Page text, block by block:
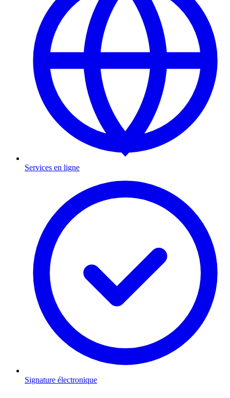
Services en ligne
Signature électronique